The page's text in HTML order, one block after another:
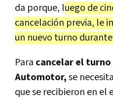
da porque, luego de
cancelación previa, le
un nuevo turno
Para cancelar el
Automotor,se
que se recibieron en el